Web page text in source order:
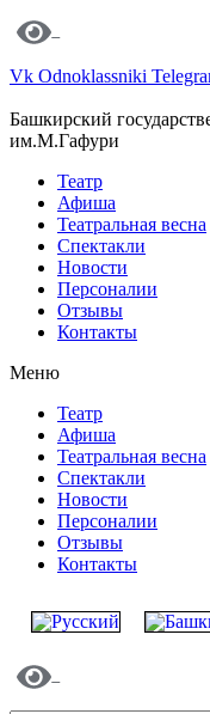
Vk Odnoklassniki
Башкирский
им.М.Гафури
Театр
Афиша
Театральная весна
Спектакли
Новости
Персоналии
Отзывы
Контакты
Меню
Театр
Афиша
Театральная весна
Спектакли
Новости
Персоналии
Отзывы
Контакты